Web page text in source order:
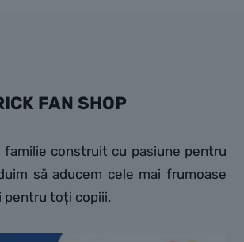
FAN SHOP
familie construit cu pasiune pentru
să aducem cele mai frumoase
pentru toți copiii.